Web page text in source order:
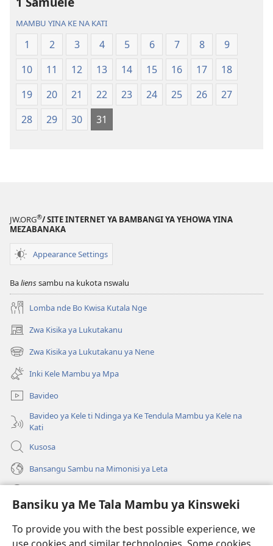
Bansiku ya Me Tala Mambu ya Kinsweki
To provide you with the best possible experience, we
Mbalula
Nsi-
Ntoto
Mpa
Mbalula
Nsi-
Ntoto
Mpa
MAMBU YINA KE NA KATI
1 2 3 4 5 6 7 8
9
10
11 12 13 14 15 16 17
18
19
20 21 22 23 24 25 26
27
28
29 30 31
JW.ORG®/ SITE INTERNET YA BAMBANGI YA YEHOWA YINA
MEZABANAKA
Appearance Settings
Balienssambu na kukota nswalu
Lomba nde Bo Kwisa Kutala Nge
Zwa Kisika ya Lukutakanu
(ke
kangula
lutiti
ya
mpa)
Zwa Kisika ya Lukutakanu ya Nene
(ke
kangula
lutiti
ya
mpa)
Inki Kele Mambu ya Mpa
Bavideo
Bavideo ya Kele ti Ndinga ya Ke Tendula Mambu ya Kele na
Kati
Kusosa
Bansangu Sambu na Mimonisi ya Leta
(ke
kangula